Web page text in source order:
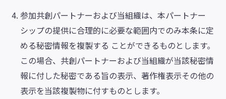
参加共創パートナーおよび当組織は、本パートナー
シップの提供に合理的に必要な範囲内でのみ本条に定
める秘密情報を複製する ことができるものとします。
この場合、共創パートナーおよび当組織が当該秘密情
報に付した秘密である旨の表示、著作権表示その他の
表示を当該複製物に付すものとします。